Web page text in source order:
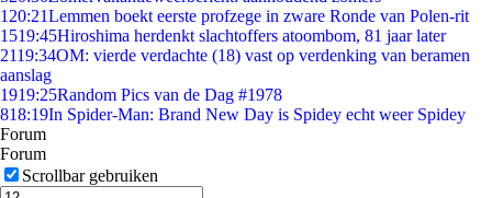
1 20:21Lemmen boekt eerste profzege in zware Ronde van Polen-rit
1519:45Hiroshima herdenkt slachtoffers atoombom, 81 jaar later
2119:34OM: vierde verdachte (18) vast op verdenking van beramen
aanslag
1919:25Random Pics van de Dag #1978
818:19In Spider-Man: Brand New Day is Spidey echt weer Spidey
Forum
Forum
Scrollbar gebruiken